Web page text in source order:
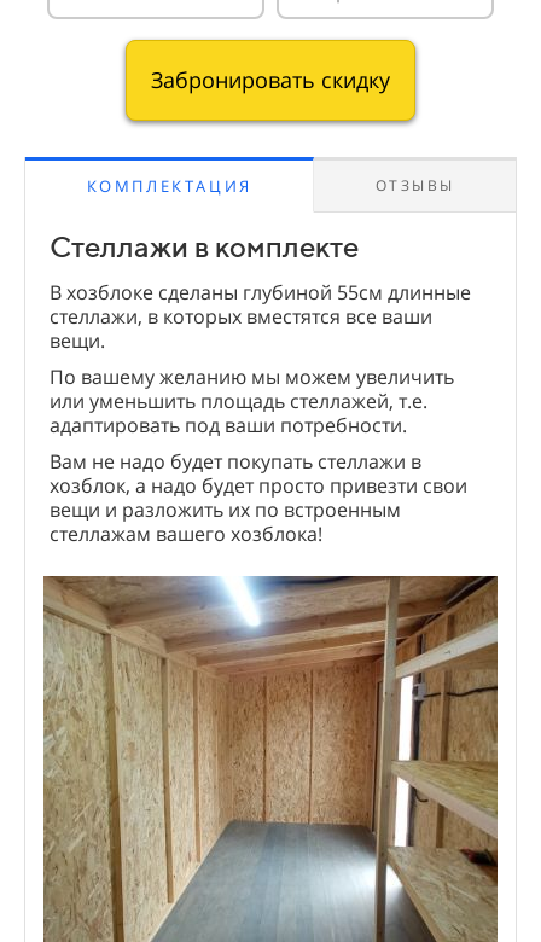
Забронировать скидку
КОМПЛЕКТАЦИЯ ОТЗЫВЫ
Стеллажи в комплекте
В хозблоке сделаны глубиной 55см длинные
стеллажи, в которых вместятся все ваши
вещи.
По вашему желанию мы можем увеличить
или уменьшить площадь стеллажей, т.е.
адаптировать под ваши потребности.
Вам не надо будет покупать стеллажи в
хозблок, а надо будет просто привезти свои
вещи и разложить их по встроенным
стеллажам вашего хозблока!
Отзыв клиента о хозблоке